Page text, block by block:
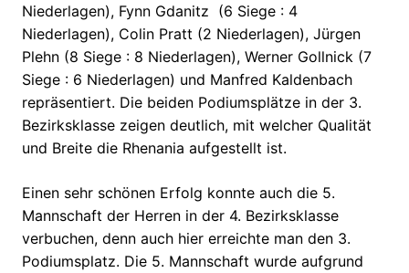
Niederlagen), Fynn Gdanitz (6 Siege : 4
Niederlagen), Colin Pratt (2 Niederlagen), Jürgen
Plehn (8 Siege : 8 Niederlagen), Werner Gollnick (7
Siege : 6 Niederlagen) und Manfred Kaldenbach
repräsentiert. Die beiden Podiumsplätze in der 3.
Bezirksklasse zeigen deutlich, mit welcher Qualität
und Breite die Rhenania aufgestellt ist.
Einen sehr schönen Erfolg konnte auch die 5.
Mannschaft der Herren in der 4. Bezirksklasse
verbuchen, denn auch hier erreichte man den 3.
Podiumsplatz. Die 5. Mannschaft wurde aufgrund